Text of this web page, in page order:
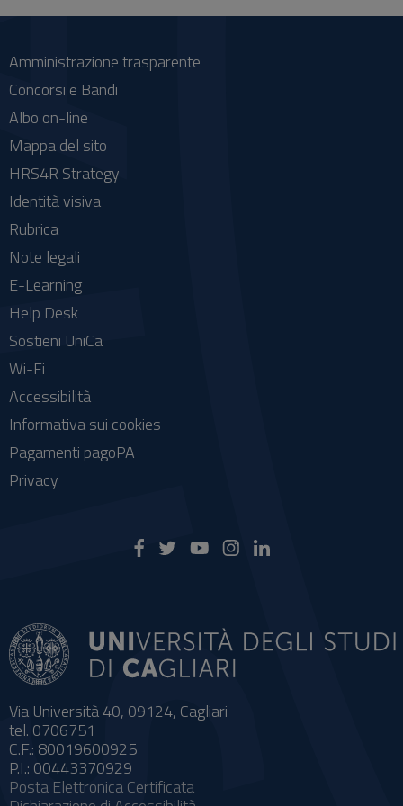
Via Università 40, 09124, Cagliari
tel. 0706751
C.F.: 80019600925
P.I.: 00443370929
Posta Elettronica Certificata
Amministrazione trasparente
Concorsi e Bandi
Albo on-line
Mappa del sito
HRS4R Strategy
Identità visiva
Rubrica
Note legali
E-Learning
Help Desk
Sostieni UniCa
Wi-Fi
Accessibilità
Informativa sui cookies
Pagamenti pagoPA
Privacy